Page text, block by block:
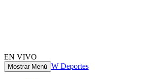
EN VIVO
Mostrar Menú W Deportes